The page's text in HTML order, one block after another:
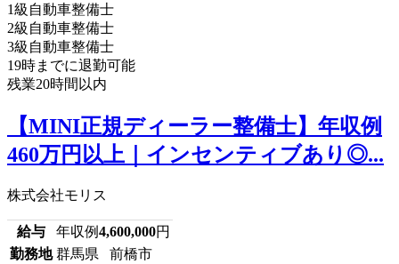
1級自動車整備士
2級自動車整備士
3級自動車整備士
19時までに退勤可能
残業20時間以内
【MINI正規ディーラー整備士】年収例
460万円以上｜インセンティブあり◎...
株式会社モリス
給与 年収例4,600,000円
勤務地 群馬県 前橋市